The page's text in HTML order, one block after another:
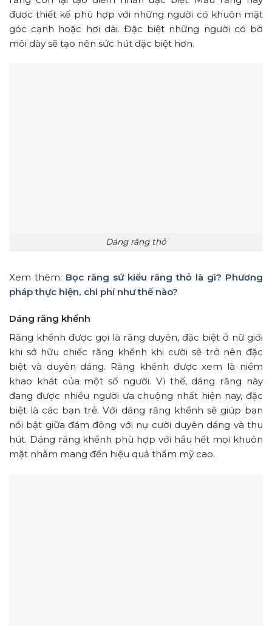
được thiết kế phù hợp với những người có khuôn mặt
góc cạnh hoặc hơi dài. Đặc biệt những người có bờ
môi dày sẽ tạo nên sức hút đặc biệt hơn.
Dáng răng thỏ
Xem thêm: Bọc răng sứ kiểu răng thỏ là gì? Phương
pháp thực hiện, chi phí như thế nào?
Dáng răng khểnh
Răng khểnh được gọi là răng duyên, đặc biệt ở nữ giới
khi sở hữu chiếc răng khểnh khi cười sẽ trở nên đặc
biệt và duyên dáng. Răng khểnh được xem là niềm
khao khát của một số người. Vì thế, dáng răng này
đang được nhiều người ưa chuộng nhất hiện nay, đặc
biệt là các bạn trẻ. Với dáng răng khểnh sẽ giúp bạn
nổi bật giữa đám đông với nụ cười duyên dáng và thu
hút. Dáng răng khểnh phù hợp với hầu hết mọi khuôn
mặt nhằm mang đến hiệu quả thẩm mỹ cao.